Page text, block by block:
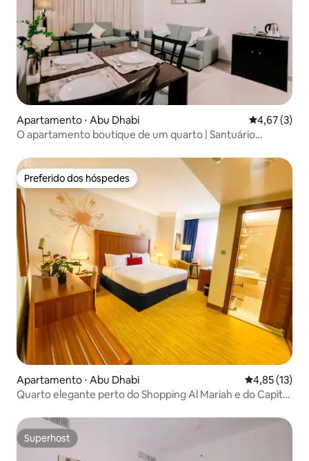
Apartamento ⋅ Abu Dhabi 4,67 de
4,67 (3)
O apartamento boutique de um quarto | Santuário
Preferido dos hóspedes
Preferido dos hóspedes
Apartamento ⋅ Abu Dhabi 4,85 de uma
4,85 (13)
Quarto elegante perto do Shopping Al Mariah e do Capital
Superhost
Superhost